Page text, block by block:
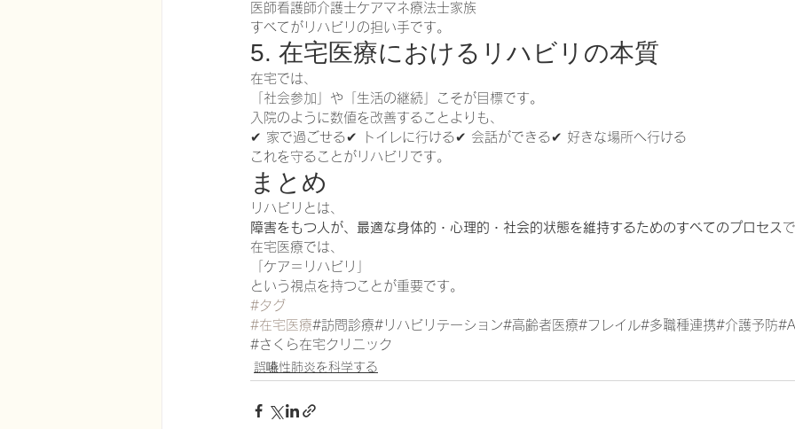
医師看護師介護士ケアマネ療法士家族
すべてがリハビリの担い手です。
5. 在宅医療におけるリハビリの本質
在宅では、
「社会参加」や「生活の継続」こそが目標です。
入院のように数値を改善することよりも、
✔ 家で過ごせる✔ トイレに行ける✔ 会話ができる✔ 好きな場所へ行ける
これを守ることがリハビリです。
まとめ
リハビリとは、
障害をもつ人が、最適な身体的・心理的・社会的状態を維持するためのすべてのプロセス
在宅医療では、
「ケア＝リハビリ」
という視点を持つことが重要です。
#タグ
#在宅医療#訪問診療#リハビリテーション#高齢者医療#フレイル#多職種連携#介護予防
#さくら在宅クリニック
誤嚥性肺炎を科学する